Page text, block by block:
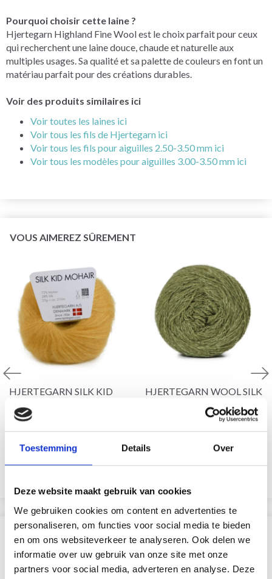
Toestemming Details Over
Deze website maakt gebruik van cookies
We gebruiken cookies om content en advertenties te
personaliseren, om functies voor social media te bieden
en om ons websiteverkeer te analyseren. Ook delen we
informatie over uw gebruik van onze site met onze
partners voor social media, adverteren en analyse. Deze
Pourquoi choisir cette laine ?
Hjertegarn Highland Fine Wool est le choix parfait pour ceux
qui recherchent une laine douce, chaude et naturelle aux
multiples usages. Sa qualité et sa palette de couleurs en font un
matériau parfait pour des créations durables.
Voir des produits similaires ici
Voir toutes les laines ici
Voir tous les fils de Hjertegarn ici
Voir tous les fils pour aiguilles 2.50-3.50 mm ici
Voir tous les modèles pour aiguilles 3.00-3.50 mm ici
VOUS AIMEREZ SÛREMENT
HJERTEGARN SILK KID
72% Mohair / 28% Soie
EUR 8.99
HJERTEGARN WOOL SILK
75% Laine / 20% Polyamide
/ 5% Cachemire
EUR 4.95
SIMILAIRE À CECI
29% de réduction